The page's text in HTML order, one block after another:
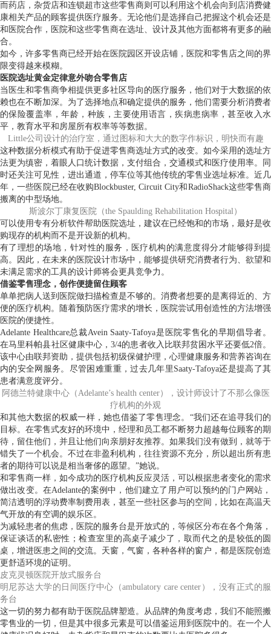
而药店，杂货店和连锁超市这些零售商则可以利用这个机会向到店消费健
康相关产品的顾客提供医疗服务。无论他们是选择自己把握这个机会还是
和医院合作，医院和这些零售商在选址、设计及其他方面都将有更多的融
合。
如今，许多零售商已经开始在医院园区开设店铺，医院和零售店之间的界
限变得越来模糊。
医院选址黄金定律意外吻合零售店
当医生和零售商争相提供更多社区导向的医疗服务，他们对于大数据的依
赖也在不断加深。为了选择地点和确定提供的服务，他们需要分析消费者
的保险覆盖率，年龄，种族，主要使用语言，疾病患病率，甚至收入水
平，教育水平和房屋所有权率等等数据。
Little公司设计的治疗室，通过图标和大大的数字作标识，明快而有趣
这种数据分析模式有助于促进零售商选址方式的改变。如今采用的选址方
法更为缜密，着眼人口统计数据，支付组合，交通模式和医疗使用率。同
时还关注可见性，进出通道，停车位等其他传统的零售业选址标准。近几
年，一些医院已经在收购Blockbuster, Circuit City和RadioShack这些零售商
搬离的中型场地。
斯波尔丁康复医院（the Spaulding Rehabilitation Hospital）
可以使用专有分析软件帮助医院选址，建议在已经饱和的市场，最好是收
购现存的机构而不是开设新的机构。
有了理想的场地，针对性的服务，医疗机构的满意度得分才能够得到提
高。因此，在未来的医院设计市场中，能够提供研究消费者行为、欲望和
未满足需求的工具的设计师将会更具竞争力。
借鉴零售理念，创作便捷留住顾客
单单把病人送到医院做扫描检查是不够的。消费者想要的是离得近的、方
便的医疗机构。随着预防医疗需求的增长，医院尝试用创造性的方法增强
医院的便捷性。
Adelante Healthcare总裁Avein Saaty-Tafoya是医院零售化的早期倡导者。
在马里科帕县社区健康中心，3/4的患者收入比联邦贫困水平还要低2倍。
该中心由联邦资助，提供包括初级保健护理，心理健康服务和营养咨询在
内的安全网服务。尽管困难重重，过去几年里Saaty-Tafoya还是提高了其
患者满意度评分。
阿德兰特健康中心（Adelante’s health center），设计师设计了不那么像医
疗机构的外观
和其他大数据的权威一样，她也借鉴了零售理念。“我们还在追寻我们的
目标。在零售式友好的环境中，经理和员工都不断努力超越每位顾客的期
待，留住他们，并且让他们向亲朋好友推荐。如果我们没有做到，就等于
错失了一个机会。不过在非盈利机构，往往资源不充分，所以超出所有患
者的期待可以说是相当奢侈的愿望。”她说。
和零售商一样，如今成功的医疗机构反应灵活，可以根据患者变化的需求
做出改变。在Adelante的案例中，他们建立了用户可以预约的门户网站，
简洁透明的浮动费率制费用表，甚至一些社区参与的空间，比如在高温天
气开放的有空调的娱乐区。
为减轻患者的焦虑，医院的服务台是开放式的，等候区分布在各个角落，
保证谈话的私密性；检查室里的高桌子减少了，取而代之的是较低的圆
桌，增进医患之间的交流。天窗，气窗，各种各样的窗户，都是医院创造
更舒适环境的证明。
皮克灵顿医院开放式服务台
明尼苏达大学的日间医疗中心（ambulatory care center），没有正式的服
务台
这一切的努力都有助于医院品牌塑造。从品牌的角度考虑，我们不能照搬
零售业的一切，但是其中很多元素是可以借鉴运用到医院中的。在一个人